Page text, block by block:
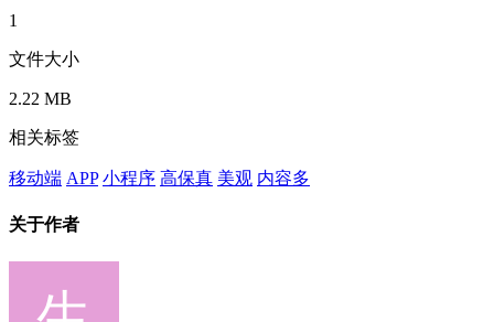
1
文件大小
2.22 MB
相关标签
移动端 APP 小程序 高保真 美观 内容多
关于作者